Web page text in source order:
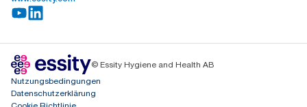
© Essity Hygiene and Health AB
Nutzungsbedingungen
Datenschutzerklärung